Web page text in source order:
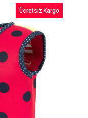
İndirim
%13İndirim
Ücretsiz Kargo